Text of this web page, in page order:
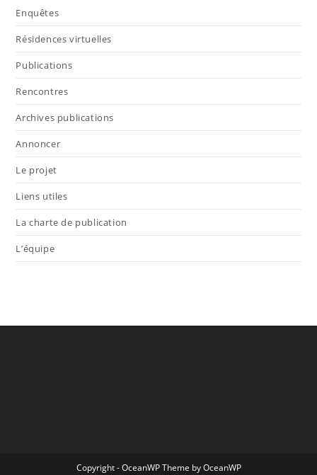
Enquêtes
Résidences virtuelles
Publications
Rencontres
Archives publications
Annoncer
Le projet
Liens utiles
La charte de publication
L’équipe
Copyright - OceanWP Theme by OceanWP